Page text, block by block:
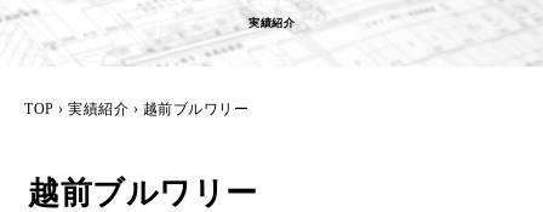
実績紹介
TOP ›実績紹介 › 越前ブルワリー
越前ブルワリー